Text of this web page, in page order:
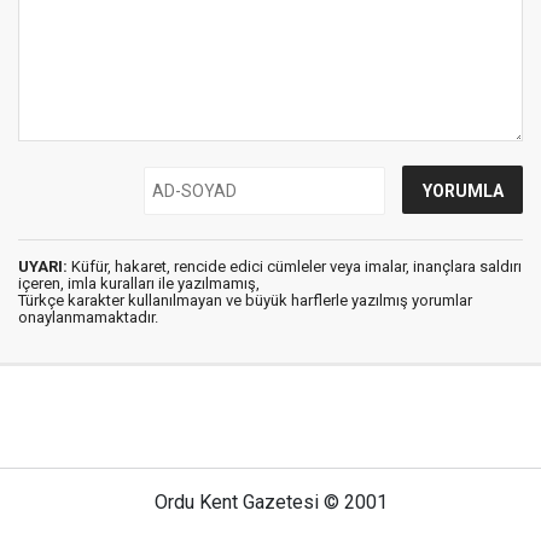
UYARI: Küfür, hakaret, rencide edici cümleler veya imalar, inançlara saldırı
içeren, imla kuralları ile yazılmamış,
Türkçe karakter kullanılmayan ve büyük harflerle yazılmış yorumlar
onaylanmamaktadır.
Ordu Kent Gazetesi © 2001